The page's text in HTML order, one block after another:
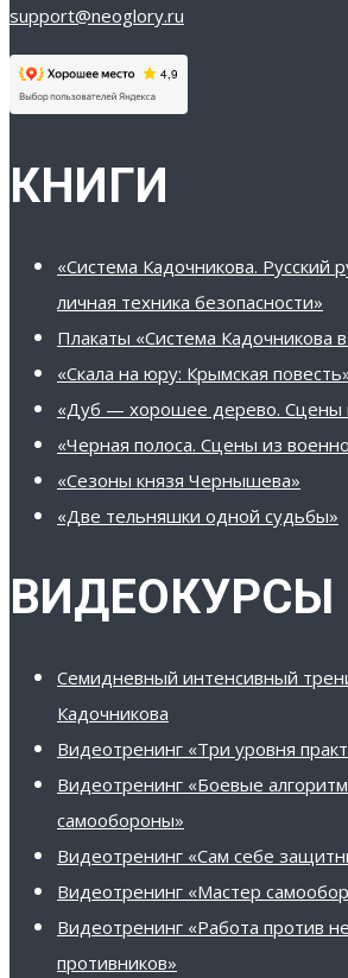
support@neoglory.ru
КНИГИ
«Система Кадочникова. Русский
личная техника безопасности»
Плакаты «Система Кадочникова
«Скала на юру: Крымская
«Дуб — хорошее дерево. Сцены
«Черная полоса. Сцены из
«Сезоны князя Чернышева»
«Две тельняшки одной судьбы»
ВИДЕОКУРСЫ
Семидневный интенсивный
Кадочникова
Видеотренинг «Три уровня
Видеотренинг «Боевые
самообороны»
Видеотренинг «Сам себе
Видеотренинг «Мастер
Видеотренинг «Работа против
противников»